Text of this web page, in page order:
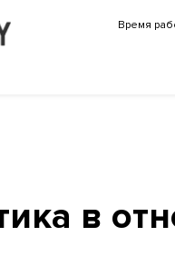
Время
в